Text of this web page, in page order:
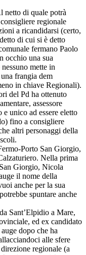
netto di quale potrà
regionale
a ricandidarsi (certo,
di cui si è detto
fermano Paolo
occhio una sua
mette in
frangia dem
in chiave Regionali).
del Pd ha ottenuto
assessore
unico ad essere eletto
fino a consigliere
altri personaggi della
Porto San Giorgio,
Nella prima
Giorgio, Nicola
il nome della
anche per la sua
spuntare anche
Sant’Elpidio a Mare,
ed ex candidato
dopo che ha
alle sfere
regionale (a